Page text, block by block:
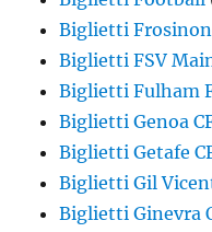
Biglietti
Biglietti FSV
Biglietti Fulham
Biglietti Genoa
Biglietti Getafe
Biglietti Gil
Biglietti Ginevra